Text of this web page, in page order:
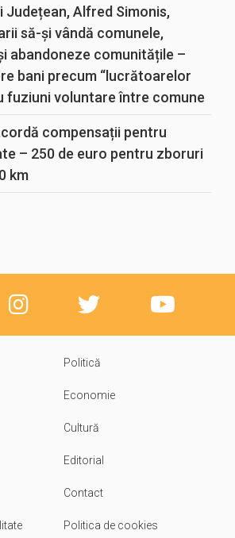
Județean, Alfred Simonis,
să-și vândă comunele,
abandoneze comunitățile –
bani precum “lucrătoarelor
fuziuni voluntare între comune
compensații pentru
– 250 de euro pentru zboruri
km
Politică
Economie
Cultură
Editorial
Contact
Politica de cookies